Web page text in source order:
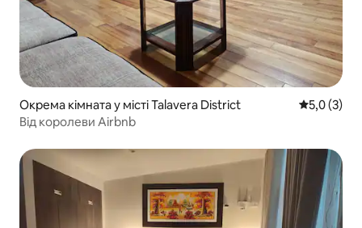
Окрема кімната у місті Talavera District Середня
5,0 (3)
Від королеви Airbnb